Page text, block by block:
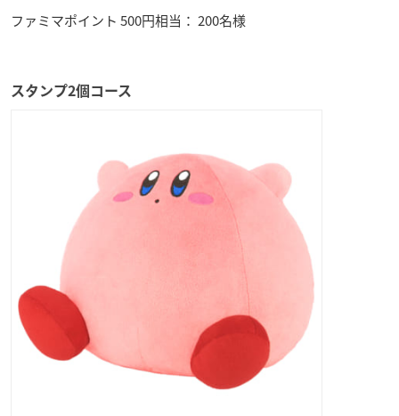
ファミマポイント 500円相当： 200名様
スタンプ2個コース